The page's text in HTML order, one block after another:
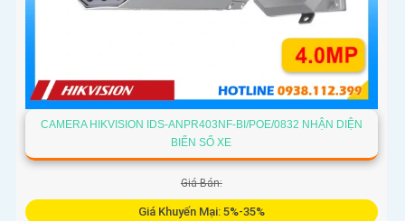
CAMERA HIKVISION IDS-ANPR403NF-BI/POE/0832 NHẬN DIỆN
BIỂN SỐ XE
Giá Bán:
Giá Khuyến Mại: 5%-35%